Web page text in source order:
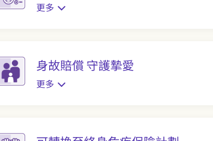
更多
身故賠償 守護摯愛
更多